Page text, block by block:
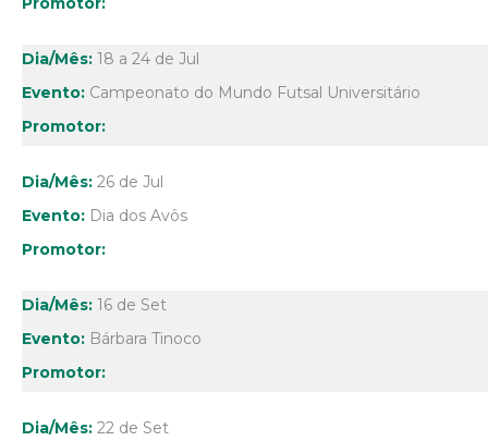
18 a 24 de Jul
Campeonato do Mundo Futsal Universitário
26 de Jul
Dia dos Avôs
16 de Set
Bárbara Tinoco
22 de Set